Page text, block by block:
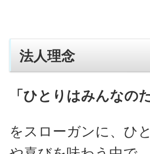
法人理念
「ひとりはみんなの
をスローガンに、ひ